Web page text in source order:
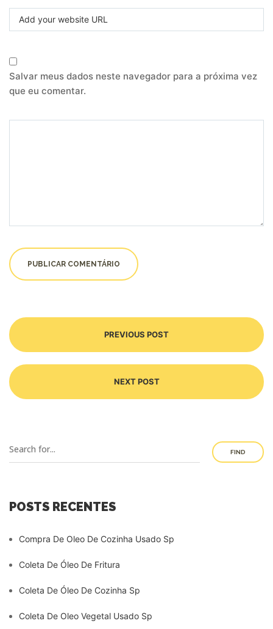
Salvar meus dados neste navegador para a próxima vez
que eu comentar.
PREVIOUS POST
NEXT POST
FIND
POSTS RECENTES
Compra De Oleo De Cozinha Usado Sp
Coleta De Óleo De Fritura
Coleta De Óleo De Cozinha Sp
Coleta De Oleo Vegetal Usado Sp